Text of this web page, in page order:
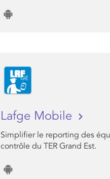
Lafge Mobile
Simplifier le reporting des
contrôle du TER Grand Est.